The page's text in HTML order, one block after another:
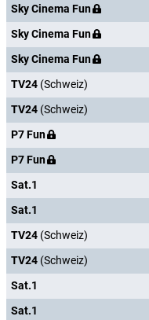
Sky Cinema Fun
Sky Cinema Fun
Sky Cinema Fun
TV24 (Schweiz)
TV24 (Schweiz)
P7 Fun
P7 Fun
Sat.1
Sat.1
TV24 (Schweiz)
TV24 (Schweiz)
Sat.1
Sat.1